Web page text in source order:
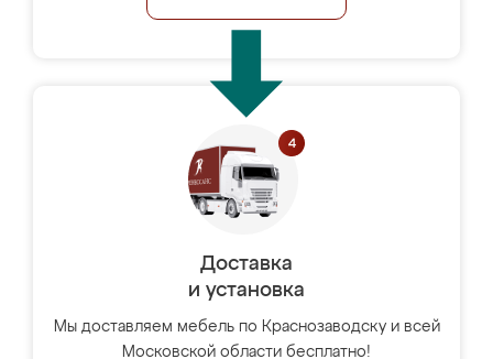
Доставка
и установка
Мы доставляем мебель по Краснозаводску и всей
Московской области бесплатно!